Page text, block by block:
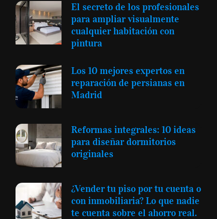
El secreto de los profesionales
para ampliar visualmente
cualquier habitación con
pintura
Los 10 mejores expertos en
reparación de persianas en
Madrid
Reformas integrales: 10 ideas
para diseñar dormitorios
originales
¿Vender tu piso por tu cuenta o
con inmobiliaria? Lo que nadie
te cuenta sobre el ahorro real.